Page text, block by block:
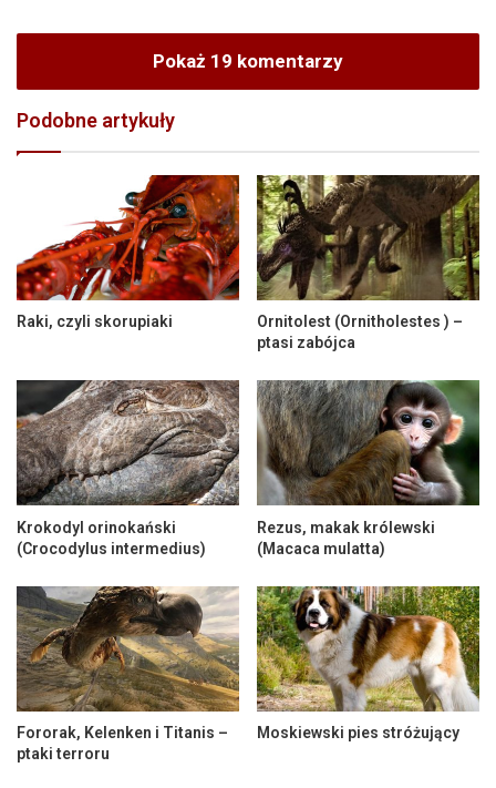
Pokaż 19 komentarzy
Podobne artykuły
Raki, czyli skorupiaki
Ornitolest (Ornitholestes ) –
ptasi zabójca
Krokodyl orinokański
(Crocodylus intermedius)
Rezus, makak królewski
(Macaca mulatta)
Fororak, Kelenken i Titanis –
ptaki terroru
Moskiewski pies stróżujący